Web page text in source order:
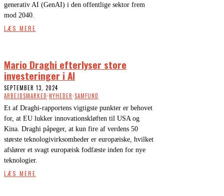
generativ AI (GenAI) i den offentlige sektor frem
mod 2040.
LÆS MERE
Mario Draghi efterlyser store
investeringer i AI
SEPTEMBER 13, 2024
ARBEJDSMARKED·NYHEDER·SAMFUND
Et af Draghi-rapportens vigtigste punkter er behovet
for, at EU lukker innovationskløften til USA og
Kina. Draghi påpeger, at kun fire af verdens 50
største teknologivirksomheder er europæiske, hvilket
afslører et svagt europæisk fodfæste inden for nye
teknologier.
LÆS MERE